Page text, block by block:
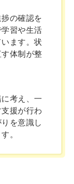
の確認を
習や生活
ます。状
体制が整
考え、一
援が行わ
を意識し
。